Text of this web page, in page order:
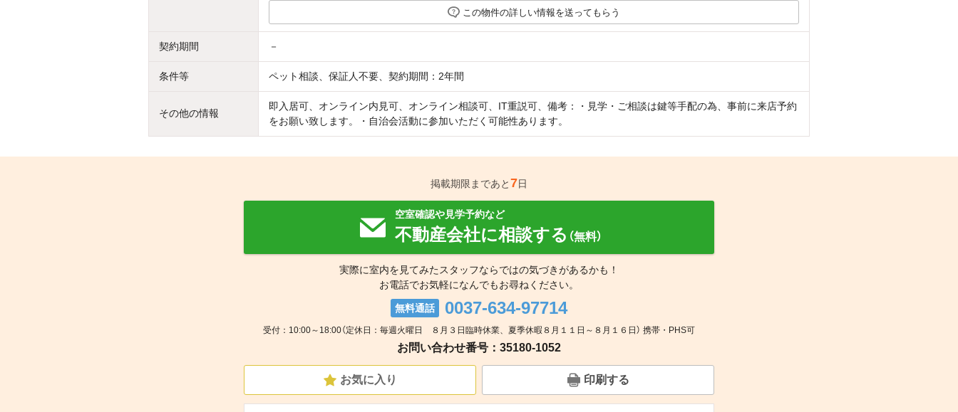
この物件の詳しい情報を送ってもらう
契約期間 －
条件等 ペット相談、保証人不要、契約期間：2年間
その他の情報
即入居可、オンライン内見可、オンライン相談可、IT重説可、備考：・見学・ご相談は鍵等手配の為、事前に来店予約
をお願い致します。・自治会活動に参加いただく可能性あります。
掲載期限まであと7日
空室確認や見学予約など
不動産会社に相談する （無料）
実際に室内を見てみたスタッフならではの気づきがあるかも！
お電話でお気軽になんでもお尋ねください。
無料通話 0037-634-97714
受付：10:00～18:00（定休日：毎週火曜日 ８月３日臨時休業、夏季休暇８月１１日～８月１６日） 携帯・PHS可
お問い合わせ番号：35180-1052
お気に入り 印刷する